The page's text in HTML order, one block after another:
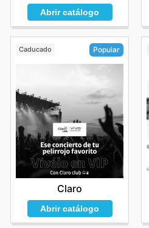
Abrir catálogo
Caducado Popular
Claro
Abrir catálogo